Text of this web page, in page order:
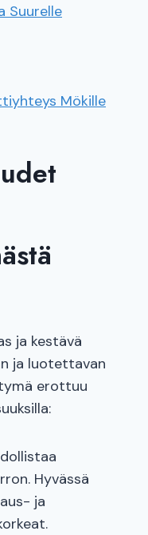
Suurelle
Mökille
ja kestävä
ja luotettavan
erottuu
Hyvässä
ja